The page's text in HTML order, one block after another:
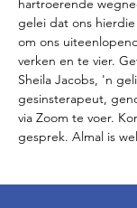
hartroerende
gelei dat ons
om ons
verken en te vier.
Sheila Jacobs, 'n
gesinsterapeut,
via Zoom te voer.
gesprek. Almal is